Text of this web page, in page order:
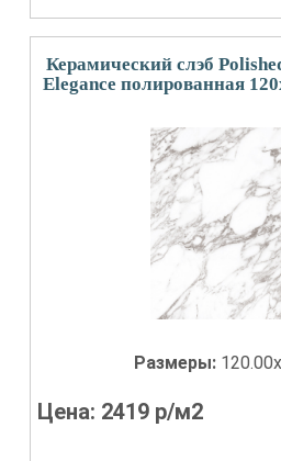
Керамический слэб
Elegance полированная
Размеры:
Цена: 2419 р/м2